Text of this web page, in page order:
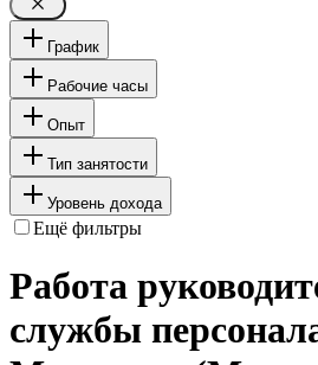
График
Рабочие часы
Опыт
Тип занятости
Уровень дохода
Ещё фильтры
Работа
службы